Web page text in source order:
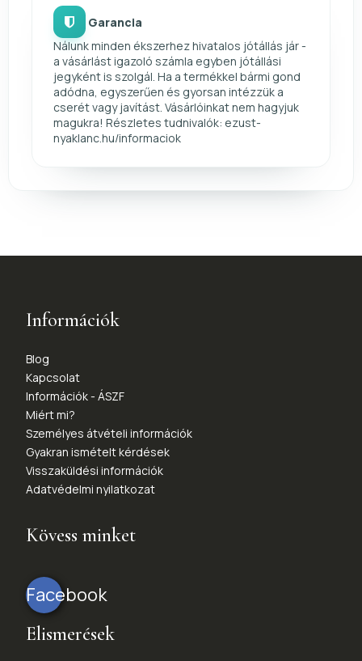
Garancia
Nálunk minden ékszerhez hivatalos jótállás jár -
a vásárlást igazoló számla egyben jótállási
jegyként is szolgál. Ha a termékkel bármi gond
adódna, egyszerűen és gyorsan intézzük a
cserét vagy javítást. Vásárlóinkat nem hagyjuk
magukra! Részletes tudnivalók: ezust-
nyaklanc.hu/informaciok
Információk
Blog
Kapcsolat
Információk - ÁSZF
Miért mi?
Személyes átvételi információk
Gyakran ismételt kérdések
Visszaküldési információk
Adatvédelmi nyilatkozat
Kövess minket
Facebook
Elismerések